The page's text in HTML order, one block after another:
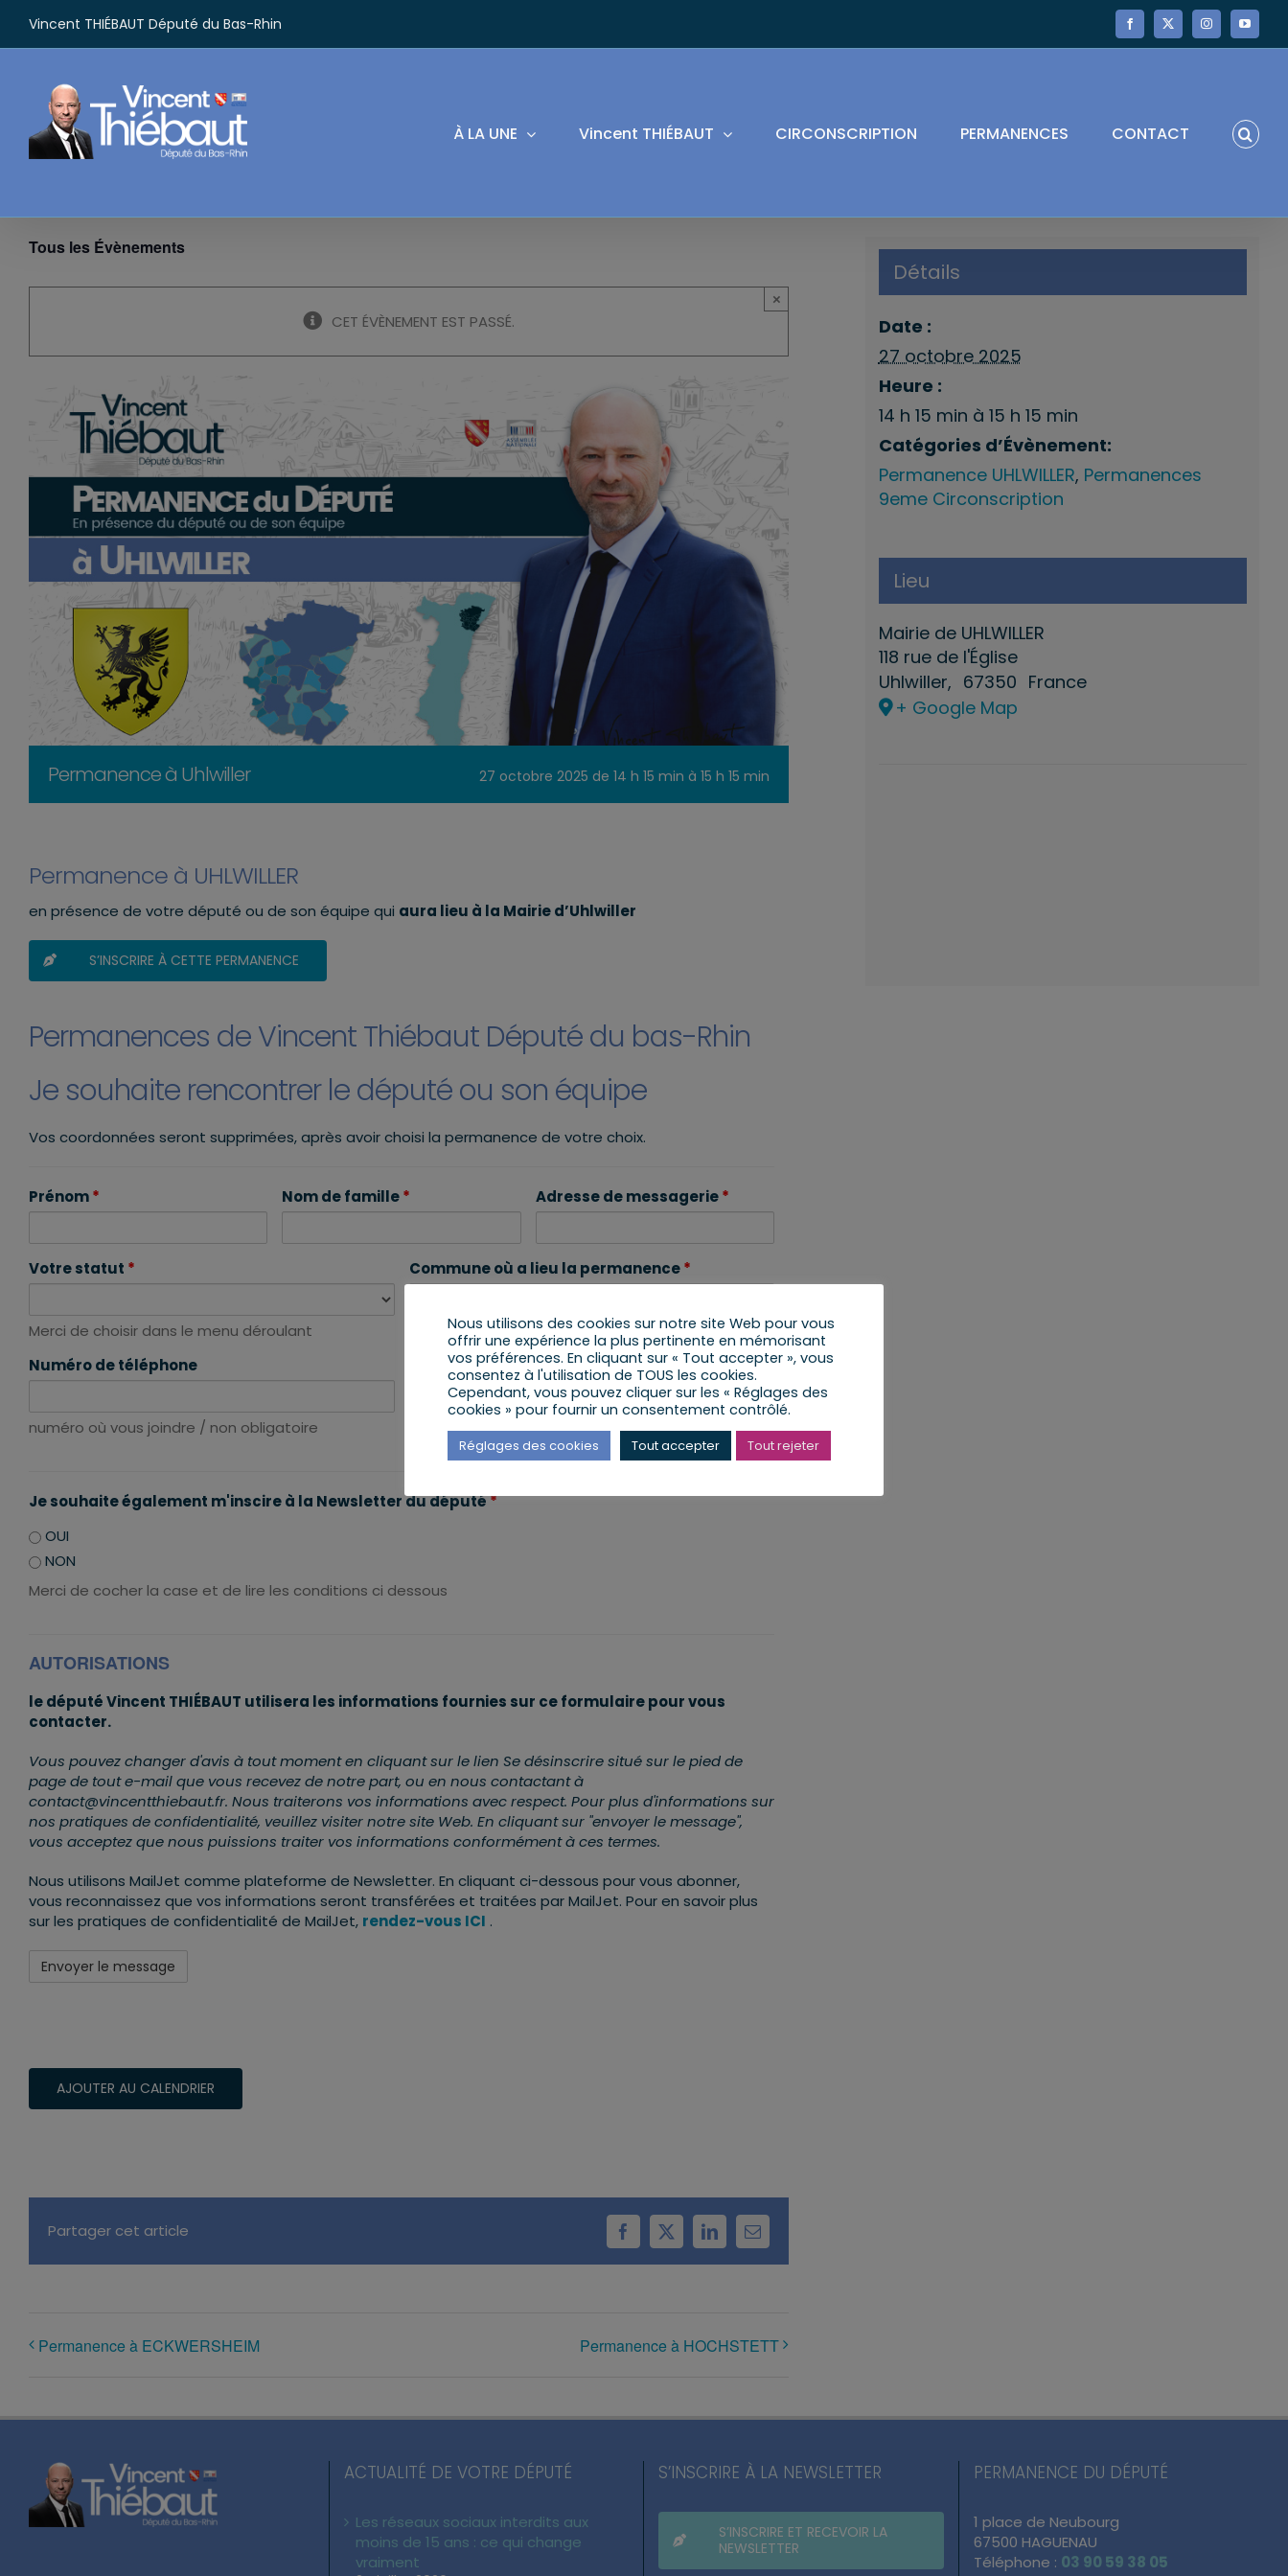
contenu
Vincent THIÉBAUT Député du Bas-Rhin Facebook
X InstagramYouTube
À LA UNE Vincent THIÉBAUT CIRCONSCRIPTION PERMANENCES CONTACT
Tous les Évènements
CET ÉVÈNEMENT EST PASSÉ.
×
Permanence à Uhlwiller 27 octobre 2025 de 14 h 15 min à15 h 15 min
Permanence à UHLWILLER
en présence de votre député ou de son équipe qui aura lieu à la Mairie d’Uhlwiller
S’INSCRIRE À CETTE PERMANENCE
Permanences de Vincent Thiébaut Député du bas-Rhin
Je souhaite rencontrer le député ou son équipe
Vos coordonnées seront supprimées, après avoir choisi la permanence de votre choix.
Prénom* Nom de famille* Adresse de messagerie*
Votre statut *
Merci de choisir dans le menu déroulant
Numéro de téléphone
numéro où vous joindre / non obligatoire
Commune où a lieu la permanence*
Merci de préciser
date de la permanence*
Merci de préciser la date dans le calendrier
Je souhaite également m'inscire à la Newsletter du député*
OUI
NON
Merci de cocher la case et de lire les conditions ci dessous
AUTORISATIONS
le député Vincent THIÉBAUT utilisera les informations fournies sur ce formulaire pour vous
contacter.
Vous pouvez changer d'avis à tout moment en cliquant sur le lien Se désinscrire situé sur le pied de
page de tout e-mail que vous recevez de notre part, ou en nous contactant à
contact@vincentthiebaut.fr. Nous traiterons vos informations avec respect. Pour plus d'informations sur
nos pratiques de confidentialité, veuillez visiter notre site Web. En cliquant sur "envoyer le message",
vous acceptez que nous puissions traiter vos informations conformément à ces termes.
Nous utilisons MailJet comme plateforme de Newsletter. En cliquant ci-dessous pour vous abonner,
vous reconnaissez que vos informations seront transférées et traitées par MailJet. Pour en savoir plus
sur les pratiques de confidentialité de MailJet, rendez-vous ICI .
AJOUTER AU CALENDRIER
Partager cet article Facebook
X LinkedInEmail
Permanence à ECKWERSHEIM Permanence à HOCHSTETT
Détails
Date :
27 octobre 2025
Heure :
14 h 15 min à 15 h 15 min
Catégories d’Évènement:
Permanence UHLWILLER, Permanences
9eme Circonscription
Lieu
Mairie de UHLWILLER
118 rue de l'Église
Uhlwiller, 67350 France
+ Google Map
ACTUALITÉ DE VOTRE DÉPUTÉ
Les réseaux sociaux interdits aux
moins de 15 ans : ce qui change
vraiment
S’INSCRIRE À LA NEWSLETTER
S’INSCRIRE ET RECEVOIR LA
NEWSLETTER
PERMANENCE DU DÉPUTÉ
1 place de Neubourg
67500 HAGUENAU
Téléphone : 03 90 59 38 05
Nous utilisons des cookies sur notre site Web pour vous
offrir une expérience la plus pertinente en mémorisant
vos préférences. En cliquant sur « Tout accepter », vous
consentez à l'utilisation de TOUS les cookies.
Cependant, vous pouvez cliquer sur les « Réglages des
cookies » pour fournir un consentement contrôlé.
Réglages des cookies Tout accepter Tout rejeter